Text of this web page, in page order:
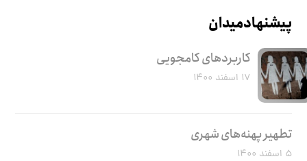
پیشنهاد میدان
کاربرد‌های کامجویی
۱۷ اسفند ۱۴۰۰
تطهیر پهنه‌های شهری
۵ اسفند ۱۴۰۰